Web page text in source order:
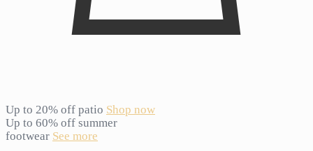
Up to 20% off patio Shop now
Up to 60% off summer
footwear See more